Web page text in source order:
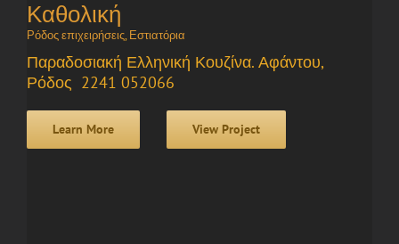
Καθολική
Ρόδος επιχειρήσεις,Εστιατόρια
Παραδοσιακή Ελληνική Κουζίνα. Αφάντου,
Ρόδος 2241 052066
Learn More View Project